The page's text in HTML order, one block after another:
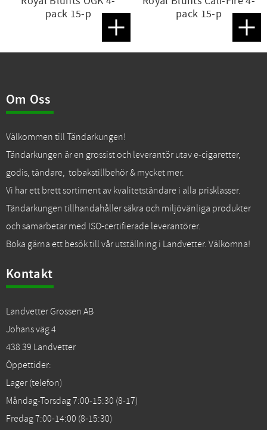
pack 15-p
Lägg till i favoriter
pack 15-p
Om Oss
Välkommen till Tändarkungen!
Tändarkungen är en grossist och leverantör utav e-cigaretter,
godis, tändare, tobakstillbehör & mycket mer.
Vi har ett brett sortiment av kvalitetständare i alla prisklasser.
Tändarkungen tillhandahåller säkra och miljövänliga produkter
och samarbetar med ISO-certifierade leverantörer.
Boka gärna ett besök till vår utställning i Landvetter. Välkomna!
Kontakt
Landvetter Grossen AB
Johans väg 4
438 39 Landvetter
Öppettider:
Lager (telefon)
Måndag-Torsdag 7:00-15:30 (8-17)
Fredag 7:00-14:00 (8-15:30)